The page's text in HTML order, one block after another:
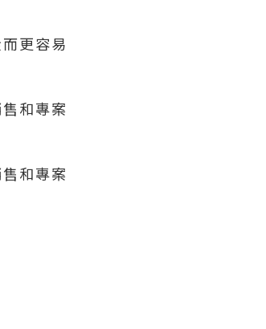
更容易
和專案
和專案